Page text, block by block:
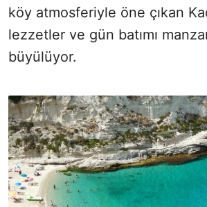
köy atmosferiyle öne çıkan
lezzetler ve gün batımı
büyülüyor.